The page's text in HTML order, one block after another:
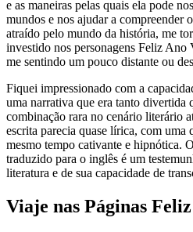
e as maneiras pelas quais ela pode
mundos e nos ajudar a compreender
atraído pelo mundo da história, me
investido nos personagens Feliz Ano
me sentindo um pouco distante ou
Fiquei impressionado com a
uma narrativa que era tanto divertida
combinação rara no cenário literário
escrita parecia quase lírica, com uma
mesmo tempo cativante e hipnótica.
traduzido para o inglês é um
literatura e de sua capacidade de
Viaje nas Páginas